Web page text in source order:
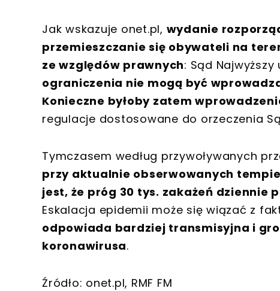
Jak wskazuje onet.pl, wydanie
przemieszczanie się obywateli na
ze względów prawnych: Sąd Najwyższy
ograniczenia nie mogą być
Konieczne byłoby zatem
regulacje dostosowane do orzeczenia
Tymczasem według przywoływanych
przy aktualnie obserwowanych
jest, że próg 30 tys. zakażeń dziennie
Eskalacja epidemii może się wiązać z
odpowiada bardziej transmisyjna i
koronawirusa.
Źródło: onet.pl, RMF FM